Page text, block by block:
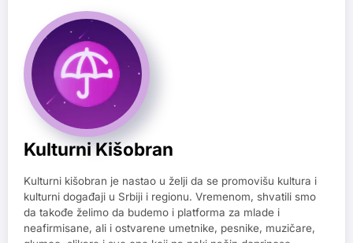
Kulturni Kišobran
Kulturni kišobran je nastao u želji da se promovišu kultura i
kulturni događaji u Srbiji i regionu. Vremenom, shvatili smo
da takođe želimo da budemo i platforma za mlade i
neafirmisane, ali i ostvarene umetnike, pesnike, muzičare,